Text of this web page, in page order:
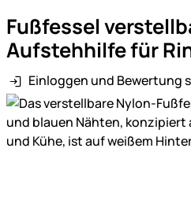
Fußfessel
Aufstehhilfe für
Einloggen und Bewertung
Produktgalerie